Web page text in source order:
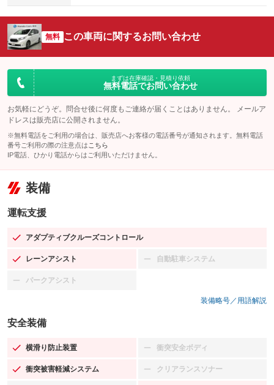
無料 この車両に関するお問い合わせ
まずは在庫確認・見積り依頼
無料電話でお問い合わせ
お気軽にどうぞ。問合せ後に何度もご連絡が届くことはありません。 メールア
ドレスは販売店に公開されません。
※無料電話をご利用の場合は、販売店へお客様の電話番号が通知されます。無料電話
番号ご利用の際の注意点は こちら
IP電話、ひかり電話からはご利用いただけません。
装備
運転支援
アダプティブクルーズコントロール
：装備あり
レーンアシスト
：装備あり 自動駐車システム
：装備なし
パークアシスト
：装備なし
装備略号／用語解説
安全装備
横滑り防止装置
：装備あり 衝突安全ボディ
：装備なし
衝突被害軽減システム
：装備あり クリアランスソナー
：装備なし